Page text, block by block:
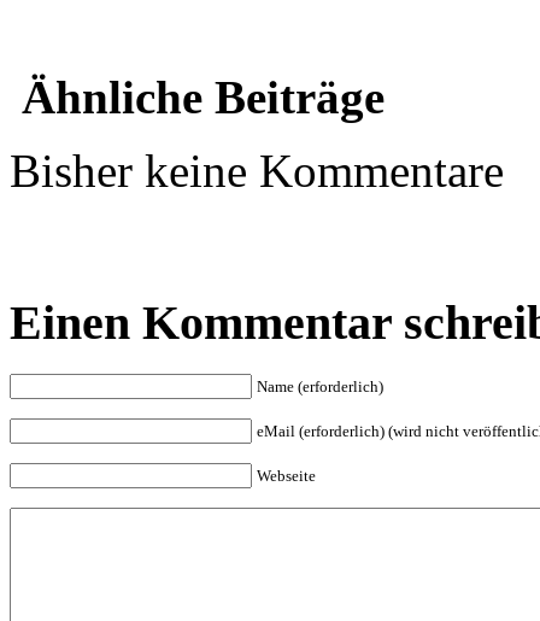
Ähnliche Beiträge
Bisher keine Kommentare
Einen Kommentar
Name (erforderlich)
eMail (erforderlich) (wird nicht
Webseite